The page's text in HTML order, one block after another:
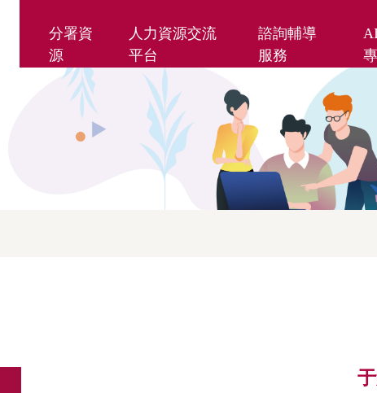
分署資
源
人力資源交流
平台
諮詢輔導
服務